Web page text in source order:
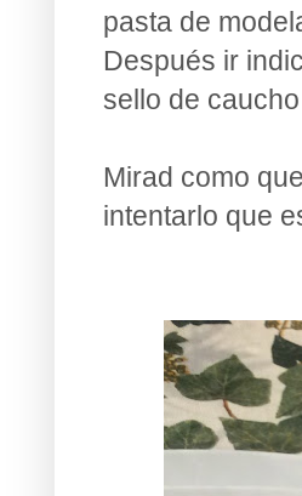
pasta de
Después ir
sello de
Mirad como
intentarlo que